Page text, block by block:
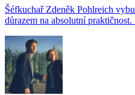
Šéfkuchař Zdeněk Pohlreich
důrazem na absolutní praktičnost.